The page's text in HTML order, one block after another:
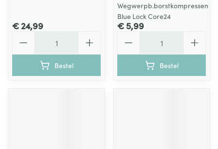
€ 24,99
Bestel
Wegwerpb.borstkompressen
Blue Lock Core24
€ 5,99
Bestel